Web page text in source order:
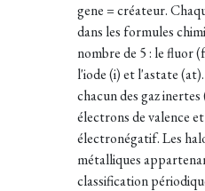
gene = créateur.
dans les formules
nombre de 5 : le fluor
l'iode (i) et l'astate
chacun des gaz
électrons de valence
électronégatif. Les
métalliques
classification